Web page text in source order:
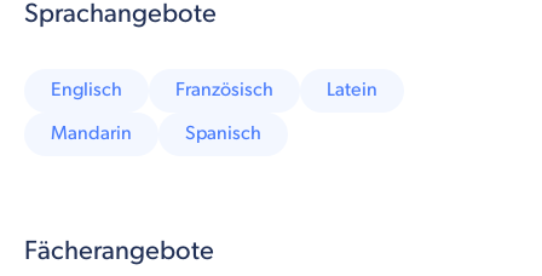
Sprachangebote
Englisch Französisch
Latein
Mandarin
Spanisch
Fächerangebote